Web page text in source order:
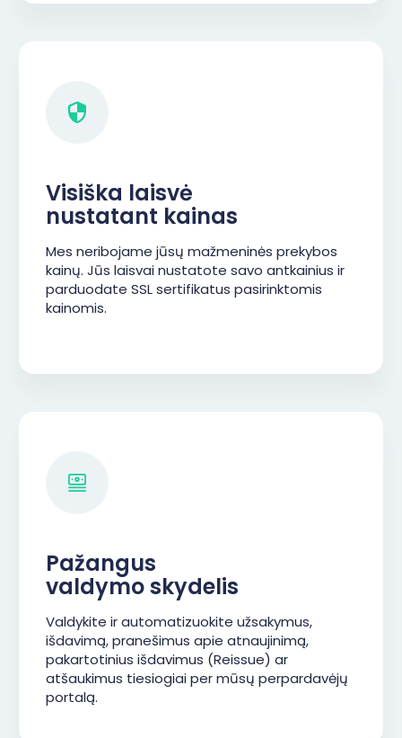
Visiška laisvė
nustatant kainas
Mes neribojame jūsų mažmeninės prekybos
kainų. Jūs laisvai nustatote savo antkainius ir
parduodate SSL sertifikatus pasirinktomis
kainomis.
Pažangus
valdymo skydelis
Valdykite ir automatizuokite užsakymus,
išdavimą, pranešimus apie atnaujinimą,
pakartotinius išdavimus (Reissue) ar
atšaukimus tiesiogiai per mūsų perpardavėjų
portalą.